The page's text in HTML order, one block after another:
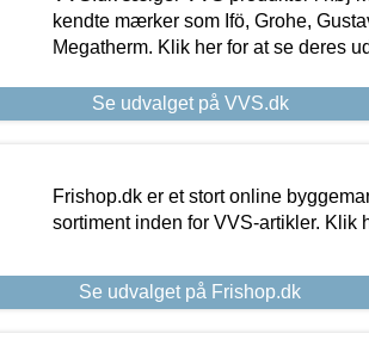
kendte mærker som Ifö, Grohe,
Megatherm. Klik her for at se deres
Se udvalget på VVS.dk
Frishop.dk er et stort online
sortiment inden for VVS-artikler. Klik
Se udvalget på Frishop.dk